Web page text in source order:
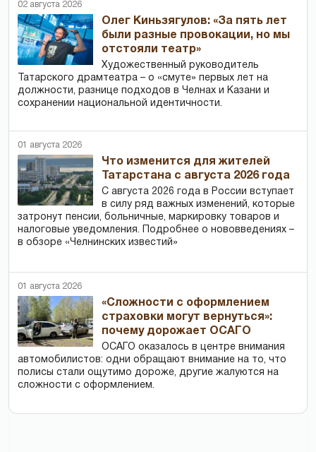
02 августа 2026
Олег Киньзягулов: «За пять лет
были разные провокации, но мы
отстояли театр»
Художественный руководитель
Татарского драмтеатра – о «смуте» первых лет на
должности, разнице подходов в Челнах и Казани и
сохранении национальной идентичности.
01 августа 2026
Что изменится для жителей
Татарстана с августа 2026 года
С августа 2026 года в России вступает
в силу ряд важных изменений, которые
затронут пенсии, больничные, маркировку товаров и
налоговые уведомления. Подробнее о нововведениях –
в обзоре «Челнинских известий»
01 августа 2026
«Сложности с оформлением
страховки могут вернуться»:
почему дорожает ОСАГО
ОСАГО оказалось в центре внимания
автомобилистов: одни обращают внимание на то, что
полисы стали ощутимо дороже, другие жалуются на
сложности с оформлением.